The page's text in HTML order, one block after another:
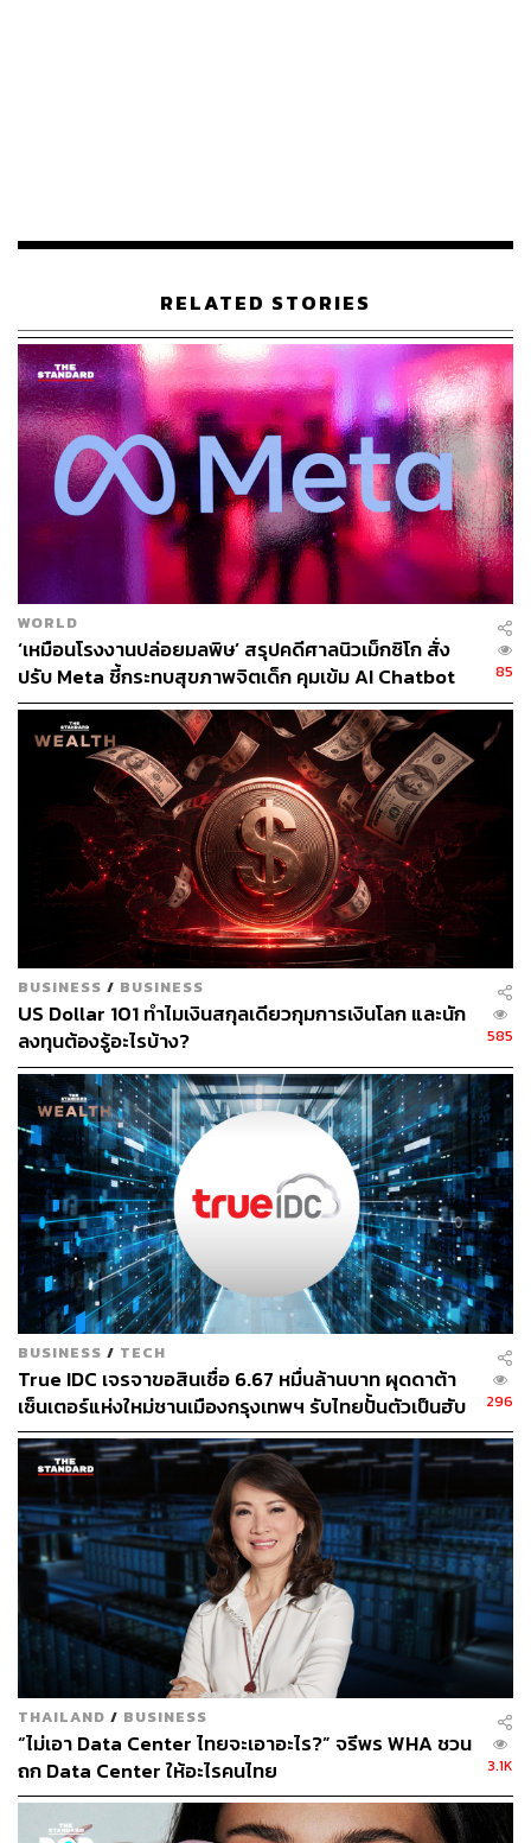
ขณะเดียวกันบรรดาสมาชิกของ AIC ยังเน้นว่า บริษัททุกแห่ง
ไม่ได้ต้องการต่อต้านหรือท้าทายอำนาจรัฐ และยินดีปฏิบัติ
ตามกฎหมายของทางการทุกประการ เพียงแต่ขอให้ทาง
ฮ่องกงทบทวนพิจารณากฎหมาย Doxxing พร้อมใช้โอกาสนี้
เรียกร้องขอเข้าร่วมประชุมหารือเกี่ยวกับกฎหมายดังกล่าว
กับทางคณะผู้บริหารเขตปกครองพิเศษฮ่องกง
ทั้งนี้ในช่วงระหว่างเดือนมิถุนายนปี 2019 ถึงเดือนพฤษภาคม
2021 ทางการฮ่องกงมีการดำเนินคดีที่เกี่ยวกับกฎหมาย
Doxxing มากกว่า 5,700 คดี
อ้างอิง:
https://edition.cnn.com/2021/07/06/tech/hong-kong-d
oxxing-privacy-law-intl-hnk/index.html
สามารถติดตาม THE STANDARD WEALTH
ผ่านแอปพลิเคชันต่างๆ ที่คุณสะดวกหรือใช้งานอยู่แล้วได้เลย
Asia Internet Coalition (AIC)
Doxxing Act
Facebook
Google Apple Amazon Twitter
55
ABOUT THE AUTHOR
THE STANDARD WEALTH
สำนักข่าวเศรษฐกิจ ธุรกิจ และการลงทุน โดย
ทีมข่าว THE STANDARD
RELATED STORIES
WORLD
‘เหมือนโรงงานปล่อยมลพิษ’ สรุปคดีศาลนิวเม็กซิโก สั่ง
ปรับ Meta ชี้กระทบสุขภาพจิตเด็ก คุมเข้ม AI Chatbot
85
BUSINESS / BUSINESS
US Dollar 101 ทำไมเงินสกุลเดียวกุมการเงินโลก และนัก
ลงทุนต้องรู้อะไรบ้าง?
585
BUSINESS / TECH
True IDC เจรจาขอสินเชื่อ 6.67 หมื่นล้านบาท ผุดดาต้า
เซ็นเตอร์แห่งใหม่ชานเมืองกรุงเทพฯ รับไทยปั้นตัวเป็นฮับ
AI ภูมิภาค
296
THAILAND / BUSINESS
“ไม่เอา Data Center ไทยจะเอาอะไร?” จรีพร WHA ชวน
ถก Data Center ให้อะไรคนไทย
3.1K